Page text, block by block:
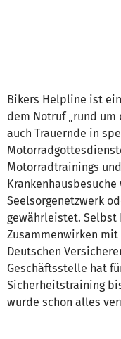
Bikers Helpline ist
dem Notruf „rund
auch Trauernde in
Motorradtrainings
Seelsorgenetzwerk
gewährleistet. Selbst
Zusammenwirken
Deutschen
Geschäftsstelle hat
Sicherheitstraining
wurde schon alles